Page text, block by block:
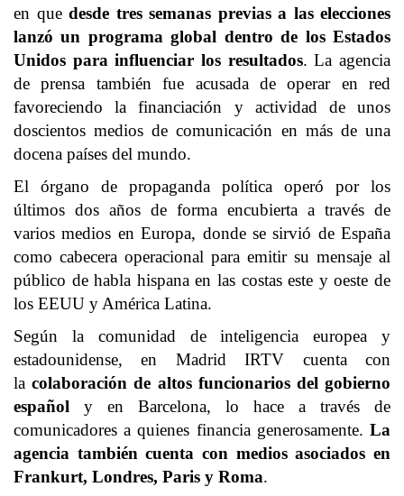
en que desde tres semanas previas a las elecciones
lanzó un programa global dentro de los Estados
Unidos para influenciar los resultados. La agencia
de prensa también fue acusada de operar en red
favoreciendo la financiación y actividad de unos
doscientos medios de comunicación en más de una
docena países del mundo.
El órgano de propaganda política operó por los
últimos dos años de forma encubierta a través de
varios medios en Europa, donde se sirvió de España
como cabecera operacional para emitir su mensaje al
público de habla hispana en las costas este y oeste de
los EEUU y América Latina.
Según la comunidad de inteligencia europea y
estadounidense, en Madrid IRTV cuenta con
lacolaboración de altos funcionarios del gobierno
español y en Barcelona, lo hace a través de
comunicadores a quienes financia generosamente. La
agencia también cuenta con medios asociados en
Frankurt, Londres, Paris y Roma.